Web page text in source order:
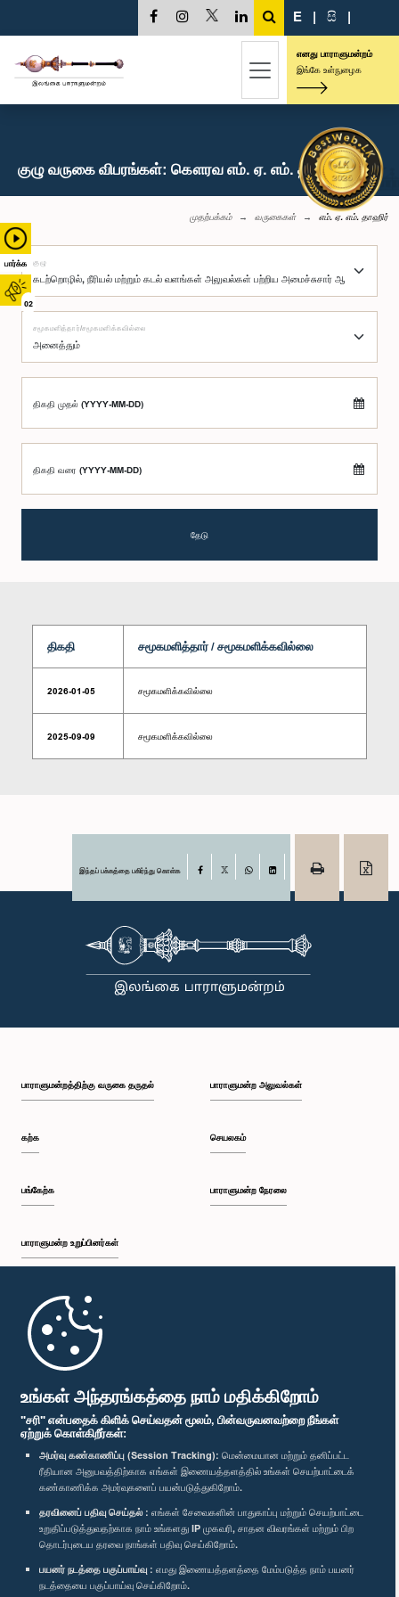
உங்கள் அந்தரங்கத்தை நாம் மதிக்கிறோம்
"சரி" என்பதைக் கிளிக் செய்வதன் மூலம், பின்வருவனவற்றை நீங்கள்
ஏற்றுக் கொள்கிறீர்கள்:
அமர்வு கண்காணிப்பு (Session Tracking): மென்மையான மற்றும் தனிப்பட்ட
ரீதியான அனுபவத்திற்காக எங்கள் இணையத்தளத்தில் உங்கள் செயற்பாட்டைக்
கண்காணிக்க அமர்வுகளைப் பயன்படுத்துகிறோம்.
தரவினைப் பதிவு செய்தல் : எங்கள் சேவைகளின் பாதுகாப்பு மற்றும் செயற்பாட்டை
உறுதிப்படுத்துவதற்காக நாம் உங்களது IP முகவரி, சாதன விவரங்கள் மற்றும் பிற
தொடர்புடைய தரவை நாங்கள் பதிவு செய்கிறோம்.
பயனர் நடத்தை பகுப்பாய்வு : எமது இணையத்தளத்தை மேம்படுத்த நாம் பயனர்
நடத்தையை பகுப்பாய்வு செய்கிறோம்.
பார்க்க
02
E | සි |
எனது பாராளுமன்றம்
இங்கே உள்நுழைக
குழு வருகை விபரங்கள்: கௌரவ எம். ஏ. எம். தாஹிர், பா.உ.
முதற்பக்கம் வருகைகள் எம். ஏ. எம். தாஹிர்
குழு
சமூகமளித்தார்/சமூகமளிக்கவில்லை
திகதி முதல் (YYYY-MM-DD)
திகதி வரை (YYYY-MM-DD)
தேடு
திகதி சமூகமளித்தார் / சமூகமளிக்கவில்லை
2026-01-05 சமூகமளிக்கவில்லை
2025-09-09 சமூகமளிக்கவில்லை
இந்தப் பக்கத்தை பகிர்ந்து கொள்க Facebook
பாராளுமன்றத்திற்கு வருகை தருதல்
கற்க
பங்கேற்க
பாராளுமன்ற உறுப்பினர்கள்
முதற்பக்கம்
பாராளுமன்ற அலுவல்கள்
செயலகம்
பாராளுமன்ற நேரலை
பாராளுமன்ற கையடக்க செயலி
எம்மை பின்தொடர்க :
விருதுகள்
தனியுரிமைக் கொள்கை